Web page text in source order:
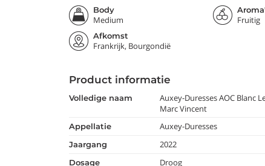
Body
Medium Fruitig
Afkomst
Frankrijk, Bourgondië
Product informatie
volledige naam
Auxey-Duresses AOC Blanc
Marc Vincent
appellatie Auxey-Duresses
jaargang 2022
dosage Droog